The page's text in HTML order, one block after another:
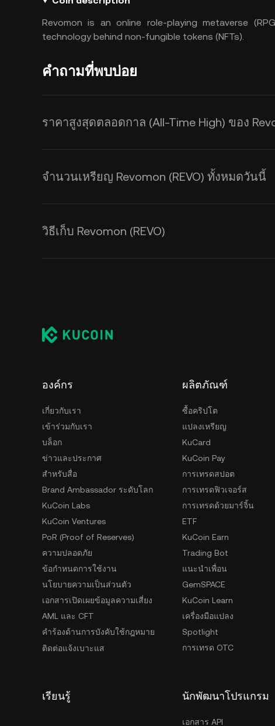
Revomon is an online role-playing metaverse
technology behind non-fungible tokens (NFTs).
คำถามที่พบบ่อย
ราคาสูงสุดตลอดกาล (All-Time High) ของ
จำนวนเหรียญ Revomon (REVO) ทั้งหมดวันนี้
วิธีเก็บ Revomon (REVO)
องค์กร
เกี่ยวกับเรา
เข้าร่วมกับเรา
บล็อก
ข่าวและประกาศ
สำหรับสื่อ
Brand Ambassador ระดับโลก
KuCoin Labs
KuCoin Ventures
PoR (Proof of Reserves)
ความปลอดภัย
ข้อกำหนดการใช้งาน
นโยบายความเป็นส่วนตัว
เอกสารเปิดเผยข้อมูลความเสี่ยง
AML และ CFT
คำร้องด้านการบังคับใช้กฎหมาย
ติดต่อแจ้งเบาะแส
ผลิตภัณฑ์
ซื้อคริปโต
แปลงเหรียญ
KuCard
KuCoin Pay
การเทรดสปอต
การเทรดฟิวเจอร์ส
การเทรดด้วยมาร์จิ้น
ETF
KuCoin Earn
Trading Bot
แนะนำเพื่อน
GemSPACE
KuCoin Learn
เครื่องมือแปลง
Spotlight
การเทรด OTC
เรียนรู้ นักพัฒนาโปรแกรม
เอกสาร API